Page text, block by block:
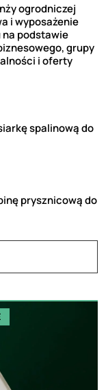
ogrodniczej
i wyposażenie
podstawie
grupy
i oferty
spalinową do
prysznicową do